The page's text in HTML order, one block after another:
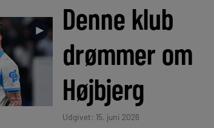
►
Denne klub
drømmer om
Højbjerg
Udgivet: 15. juni 2026